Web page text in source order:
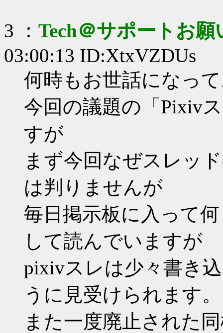
3 ： Tech＠サポートお
03:00:13 ID:XtxVZDUs
何時もお世話になっ
今回の議題の「Pixiv
すが
まず今回なぜスレッ
は判りませんが
毎日掲示板に入って
して読んでいますが
pixivスレは少々書き
うに見受けられます。
また一度廃止された